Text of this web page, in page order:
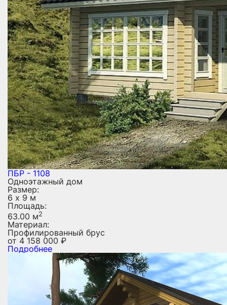
ПБР - 1108
Одноэтажный дом
Размер:
6 х 9 м
Площадь:
63.00 м2
Материал:
Профилированный брус
от 4 158 000 ₽
Подробнее